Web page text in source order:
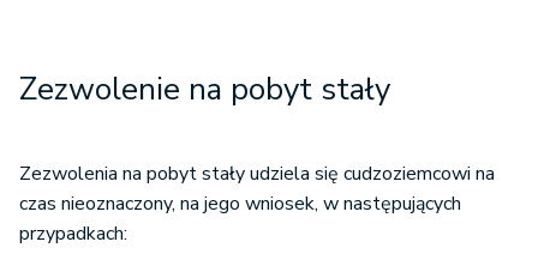
Zezwolenie na pobyt stały
Zezwolenia na pobyt stały udziela się cudzoziemcowi na
czas nieoznaczony, na jego wniosek, w następujących
przypadkach: